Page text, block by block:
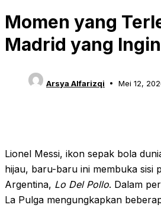
Momen yang
Madrid yang
Arsya Alfarizqi Mei 12,
Lionel Messi, ikon sepak bola
hijau, baru-baru ini membuka sisi
Argentina, Lo Del Pollo. Dalam
La Pulga mengungkapkan